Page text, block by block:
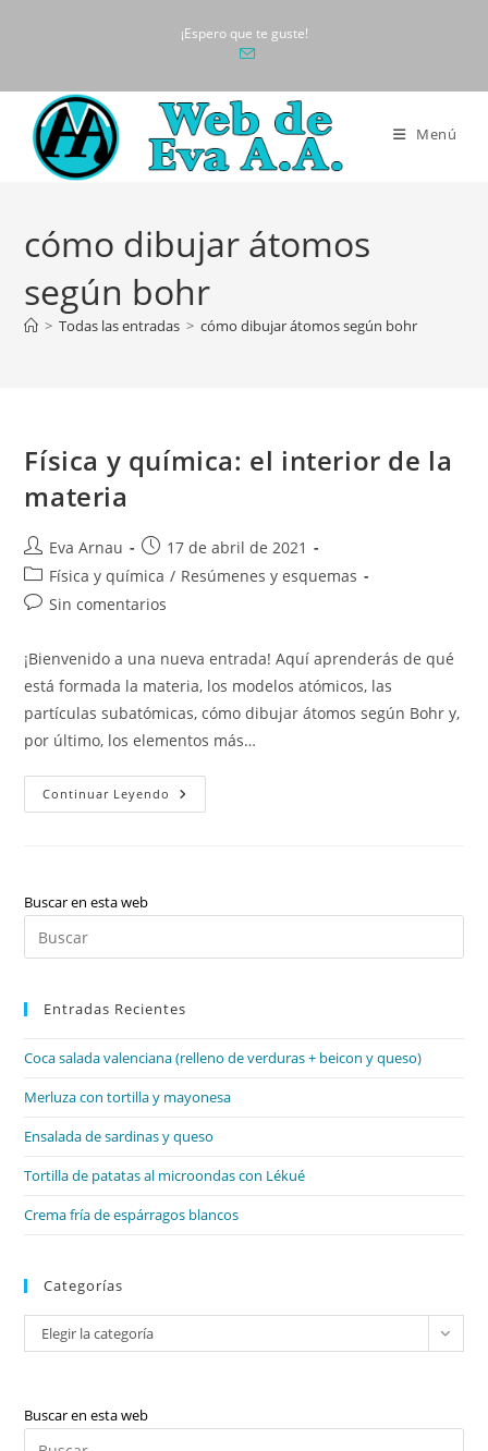
¡Espero que te guste!
Menú
cómo dibujar átomos
según bohr
> Todas las entradas > cómo dibujar átomos según bohr
Física y química: el interior de la
materia
Autor
de
la
entrada:
Eva Arnau
Publicación
de
entrada:
17 de abril de 2021
Categoría
de
Física y química / Resúmenes y esquemas
Comentarios
la
entrada:
Sin comentarios
¡Bienvenido a una nueva entrada! Aquí aprenderás de qué
está formada la materia, los modelos atómicos, las
partículas subatómicas, cómo dibujar átomos según Bohr y,
por último, los elementos más…
Continuar Leyendo Física
Y
Buscar en esta web
Entradas Recientes
Coca salada valenciana (relleno de verduras + beicon y queso)
Merluza con tortilla y mayonesa
Ensalada de sardinas y queso
Tortilla de patatas al microondas con Lékué
Crema fría de espárragos blancos
Categorías
Categorías
Elegir la categoría
Buscar en esta web